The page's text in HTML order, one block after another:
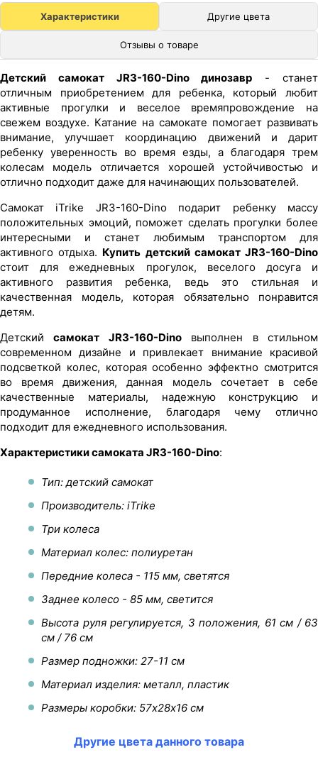
Характеристики Другие цвета
Отзывы о товаре
Детский самокат JR3-160-Dino динозавр - станет
отличным приобретением для ребенка, который любит
активные прогулки и веселое времяпровождение на
свежем воздухе. Катание на самокате помогает развивать
внимание, улучшает координацию движений и дарит
ребенку уверенность во время езды, а благодаря трем
колесам модель отличается хорошей устойчивостью и
отлично подходит даже для начинающих пользователей.
Самокат iTrike JR3-160-Dino подарит ребенку массу
положительных эмоций, поможет сделать прогулки более
интересными и станет любимым транспортом для
активного отдыха. Купить детский самокат JR3-160-Dino
стоит для ежедневных прогулок, веселого досуга и
активного развития ребенка, ведь это стильная и
качественная модель, которая обязательно понравится
детям.
Детскийсамокат JR3-160-Dinoвыполнен в стильном
современном дизайне и привлекает внимание красивой
подсветкой колес, которая особенно эффектно смотрится
во время движения, данная модель сочетает в себе
качественные материалы, надежную конструкцию и
продуманное исполнение, благодаря чему отлично
подходит для ежедневного использования.
Характеристики самоката JR3-160-Dino:
Тип: детский самокат
Производитель: iTrike
Три колеса
Материал колес: полиуретан
Передние колеса - 115 мм, светятся
Заднее колесо - 85 мм, светится
Высота руля регулируется, 3 положения, 61 см / 63
см / 76 см
Размер подножки: 27-11 см
Материал изделия: металл, пластик
Размеры коробки: 57х28х16 см
Другие цвета данного товара